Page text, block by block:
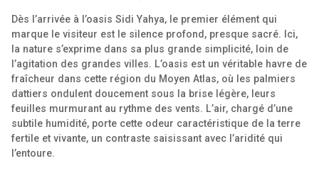
Dès l’arrivée à l’oasis Sidi Yahya, le premier élément qui
marque le visiteur est le silence profond, presque sacré. Ici,
la nature s’exprime dans sa plus grande simplicité, loin de
l’agitation des grandes villes. L’oasis est un véritable havre de
fraîcheur dans cette région du Moyen Atlas, où les palmiers
dattiers ondulent doucement sous la brise légère, leurs
feuilles murmurant au rythme des vents. L’air, chargé d’une
subtile humidité, porte cette odeur caractéristique de la terre
fertile et vivante, un contraste saisissant avec l’aridité qui
l’entoure.